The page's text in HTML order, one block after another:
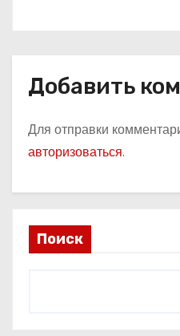
Добавить
Для отправки
авторизоваться.
Поиск